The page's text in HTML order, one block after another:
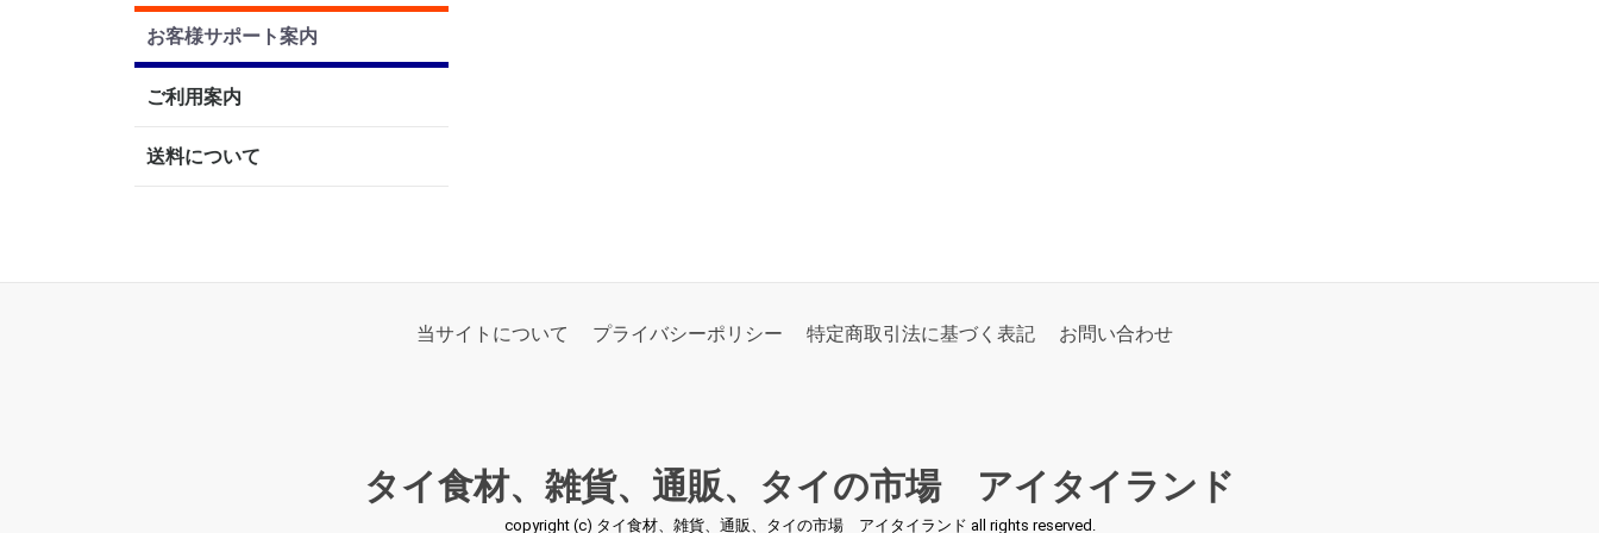
お客様サポート案内
ご利用案内
送料について
当サイトについて プライバシーポリシー 特定商取引法に基づく表記 お問い合わせ
タイ食材、雑貨、通販、タイの市場 アイタイランド
copyright (c) タイ食材、雑貨、通販、タイの市場 アイタイランド all rights reserved.